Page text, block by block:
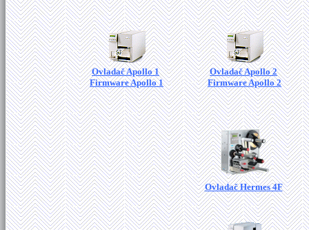
Ovladač Apollo 1
Firmware Apollo 1
Ovladač Apollo 2
Firmware Apollo 2
Ovladač Hermes 4F